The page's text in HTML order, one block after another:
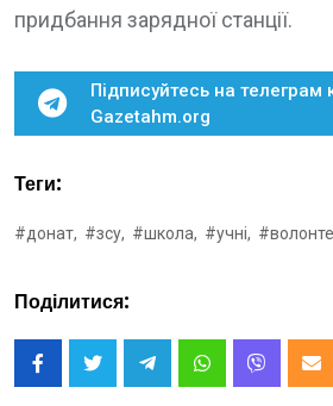
придбання зарядної станції.
Підписуйтесь на телеграм
Gazetahm.org
Теги:
#донат, #зсу, #школа, #учні,
Поділитися: